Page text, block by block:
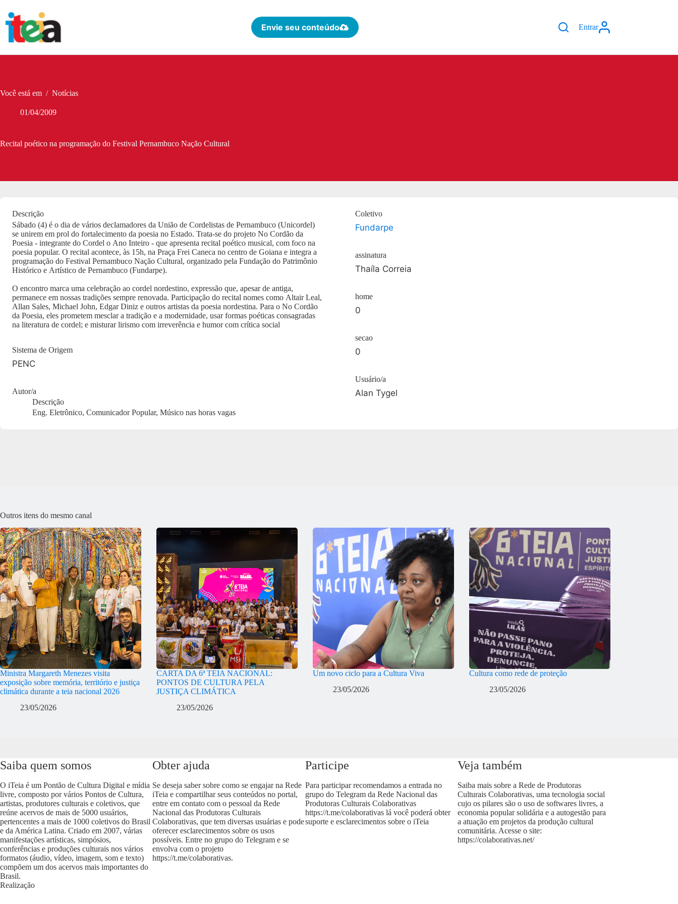
para
conteúdo
Envie seu conteúdo Entrar
Você está em / Notícias
01/04/2009
Recital poético na programação do Festival Pernambuco Nação Cultural
Descrição
Sábado (4) é o dia de vários declamadores da União de Cordelistas de Pernambuco (Unicordel)
se unirem em prol do fortalecimento da poesia no Estado. Trata-se do projeto No Cordão da
Poesia - integrante do Cordel o Ano Inteiro - que apresenta recital poético musical, com foco na
poesia popular. O recital acontece, às 15h, na Praça Frei Caneca no centro de Goiana e integra a
programação do Festival Pernambuco Nação Cultural, organizado pela Fundação do Patrimônio
Histórico e Artístico de Pernambuco (Fundarpe).
O encontro marca uma celebração ao cordel nordestino, expressão que, apesar de antiga,
permanece em nossas tradições sempre renovada. Participação do recital nomes como Altair Leal,
Allan Sales, Michael John, Edgar Diniz e outros artistas da poesia nordestina. Para o No Cordão
da Poesia, eles prometem mesclar a tradição e a modernidade, usar formas poéticas consagradas
na literatura de cordel; e misturar lirismo com irreverência e humor com crítica social
Sistema de Origem
PENC
Autor/a
Descrição
Eng. Eletrônico, Comunicador Popular, Músico nas horas vagas
Coletivo
Fundarpe
assinatura
Thaíla Correia
home
0
secao
0
Usuário/a
Alan Tygel
Outros itens do mesmo canal
Ministra Margareth Menezes visita
exposição sobre memória, território e justiça
climática durante a teia nacional 2026
23/05/2026
CARTA DA 6ª TEIA NACIONAL:
PONTOS DE CULTURA PELA
JUSTIÇA CLIMÁTICA
23/05/2026
Um novo ciclo para a Cultura Viva
23/05/2026
Cultura como rede de proteção
23/05/2026
Saiba quem somos
O iTeia é um Pontão de Cultura Digital e mídia
livre, composto por vários Pontos de Cultura,
artistas, produtores culturais e coletivos, que
reúne acervos de mais de 5000 usuários,
pertencentes a mais de 1000 coletivos do Brasil
e da América Latina. Criado em 2007, várias
manifestações artísticas, simpósios,
conferências e produções culturais nos vários
formatos (áudio, vídeo, imagem, som e texto)
compõem um dos acervos mais importantes do
Brasil.
Obter ajuda
Se deseja saber sobre como se engajar na Rede
iTeia e compartilhar seus conteúdos no portal,
entre em contato com o pessoal da Rede
Nacional das Produtoras Culturais
Colaborativas, que tem diversas usuárias e pode
oferecer esclarecimentos sobre os usos
possíveis. Entre no grupo do Telegram e se
envolva com o projeto
https://t.me/colaborativas.
Participe
Para participar recomendamos a entrada no
grupo do Telegram da Rede Nacional das
Produtoras Culturais Colaborativas
https://t.me/colaborativaslá você poderá obter
suporte e esclarecimentos sobre o iTeia
Veja também
Saiba mais sobre a Rede de Produtoras
Culturais Colaborativas, uma tecnologia social
cujo os pilares são o uso de softwares livres, a
economia popular solidária e a autogestão para
a atuação em projetos da produção cultural
comunitária. Acesse o site:
https://colaborativas.net/
Realização